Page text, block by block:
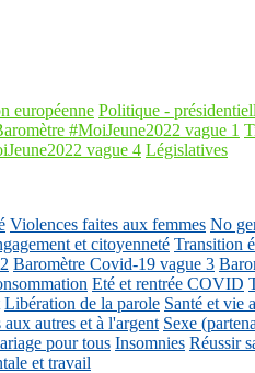
européenne Politique -
#MoiJeune2022 vague 1
vague 4 Législatives
Violences faites aux femmes No
et citoyenneté Transition
Baromètre Covid-19 vague 3
Eté et rentrée COVID
Libération de la parole Santé et vie
autres et à l'argent Sexe
pour tous Insomnies Réussir
et travail